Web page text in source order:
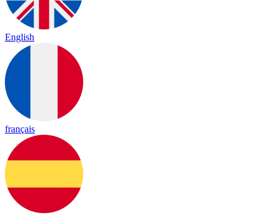
English
français